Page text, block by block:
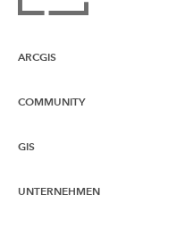
ARCGIS
ArcGIS – Überblick
COMMUNITY
Esri Community
GIS
Was ist GIS?
UNTERNEHMEN